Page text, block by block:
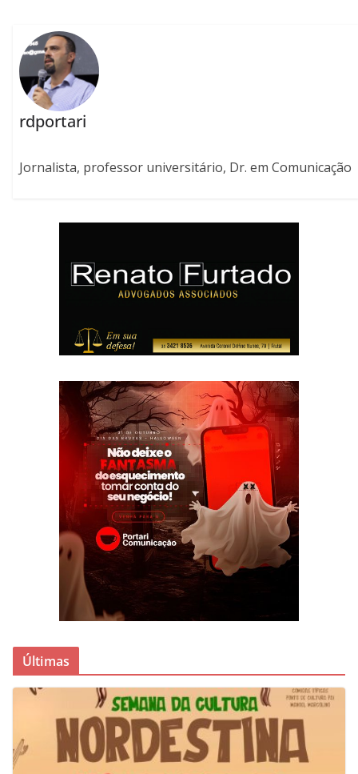
rdportari
Jornalista, professor universitário, Dr. em Comunicação
Últimas